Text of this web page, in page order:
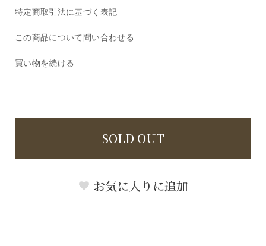
特定商取引法に基づく表記
この商品について問い合わせる
買い物を続ける
SOLD OUT
お気に入りに追加